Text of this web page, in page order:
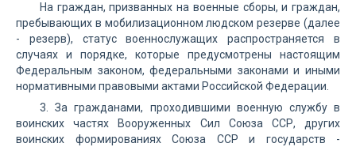
На граждан, призванных на военные сборы, и граждан,
пребывающих в мобилизационном людском резерве (далее
- резерв), статус военнослужащих распространяется в
случаях и порядке, которые предусмотрены настоящим
Федеральным законом, федеральными законами и иными
нормативными правовыми актами Российской Федерации.
3. За гражданами, проходившими военную службу в
воинских частях Вооруженных Сил Союза ССР, других
воинских формированиях Союза ССР и государств -